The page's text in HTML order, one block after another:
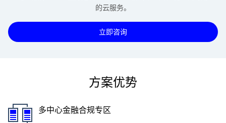
的云服务。
立即咨询
方案优势
多中心金融合规专区